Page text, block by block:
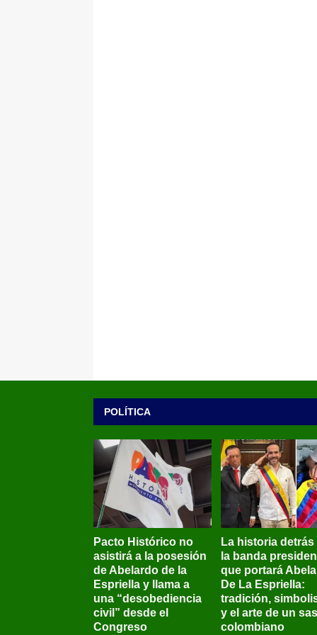
POLÍTICA
Pacto Histórico no
asistirá a la posesión
de Abelardo de la
Espriella y llama a
una “desobediencia
civil” desde el
Congreso
La historia detrás
la banda
que portará
De La Espriella:
tradición,
y el arte de un
colombiano